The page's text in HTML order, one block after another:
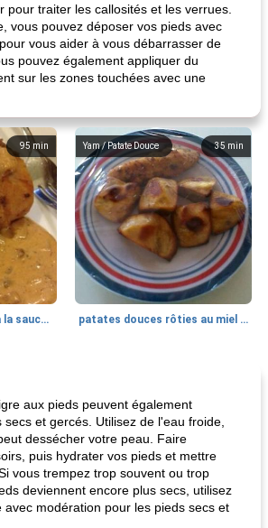
pour traiter les callosités et les verrues.
vous pouvez déposer vos pieds avec
vous aider à vous débarrasser de
pouvez également appliquer du
sur les zones touchées avec une
95 min
paprika huhn (poulet à la sauce paprika).
35 min
Yam / Patate Douce
patates douces rôties au miel / kumara
aux pieds peuvent également
et gercés. Utilisez de l'eau froide,
dessécher votre peau. Faire
puis hydrater vos pieds et mettre
vous trempez trop souvent ou trop
deviennent encore plus secs, utilisez
avec modération pour les pieds secs et